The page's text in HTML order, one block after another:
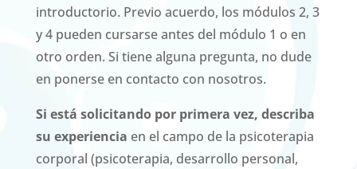
introductorio. Previo acuerdo, los módulos 2, 3
y 4 pueden cursarse antes del módulo 1 o en
otro orden. Si tiene alguna pregunta, no dude
en ponerse en contacto con nosotros.
Si está solicitando por primera vez, describa
su experiencia en el campo de la psicoterapia
corporal (psicoterapia, desarrollo personal,